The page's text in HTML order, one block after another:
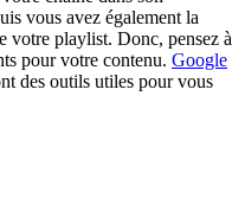
vous avez également la
votre playlist. Donc, pensez à
pour votre contenu. Google
des outils utiles pour vous